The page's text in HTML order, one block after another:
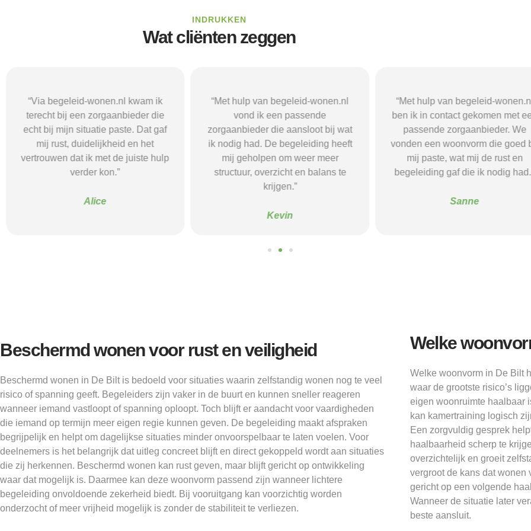
INDRUKKEN
Wat cliënten zeggen
“Via begeleid-wonen.nl kwam ik
terecht bij een zorgaanbieder die
echt bij mijn situatie paste. Dat gaf
mij rust, duidelijkheid en het
vertrouwen dat ik met de juiste hulp
verder kon.”
Alice
“Met hulp van begeleid-wonen.nl
vond ik een passende
zorgaanbieder die aansloot bij wat
ik nodig had. De begeleiding heeft
mij geholpen om weer meer
structuur, overzicht en balans te
krijgen.”
Kevin
“Met hulp van begeleid-wonen.nl
ben ik in contact gekomen met
passende zorgaanbieder. We
vonden een woonvorm die goed
mij paste, wat mij de rust en
begeleiding gaf die ik nodig
Sanne
Beschermd wonen voor rust en veiligheid
Beschermd wonen in De Bilt is bedoeld voor situaties waarin zelfstandig wonen nog te veel
risico of spanning geeft. Begeleiders zijn vaker in de buurt en kunnen sneller reageren
wanneer iemand vastloopt of spanning oploopt. Toch blijft er aandacht voor vaardigheden
die iemand op termijn meer eigen regie kunnen geven. De begeleiding maakt afspraken
begrijpelijk en helpt om dagelijkse situaties minder onvoorspelbaar te laten voelen. Voor
deelnemers is het belangrijk dat uitleg concreet blijft en direct gekoppeld wordt aan situaties
die zij herkennen. Beschermd wonen kan rust geven, maar blijft gericht op ontwikkeling
waar dat mogelijk is. Daarmee kan deze woonvorm passend zijn wanneer lichtere
begeleiding onvoldoende zekerheid biedt. Bij vooruitgang kan voorzichtig worden
onderzocht of meer vrijheid mogelijk is zonder de stabiliteit te verliezen.
Welke
Welke woonvorm in De Bilt
waar de grootste risico’s
eigen woonruimte haalbaar
kan kamertraining logisch
Een zorgvuldig gesprek
haalbaarheid scherp te
overzichtelijk en groeit
vergroot de kans dat
gericht op een volgende
Wanneer de situatie later
beste aansluit.